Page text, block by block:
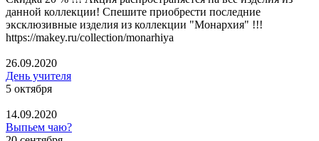
данной коллекции! Спешите приобрести последние
эксклюзивные изделия из коллекции "Монархия" !!!
https://makey.ru/collection/monarhiya
26.09.2020
День учителя
5 октября
14.09.2020
Выпьем чаю?